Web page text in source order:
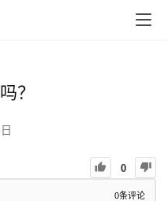
？
0
0条评论